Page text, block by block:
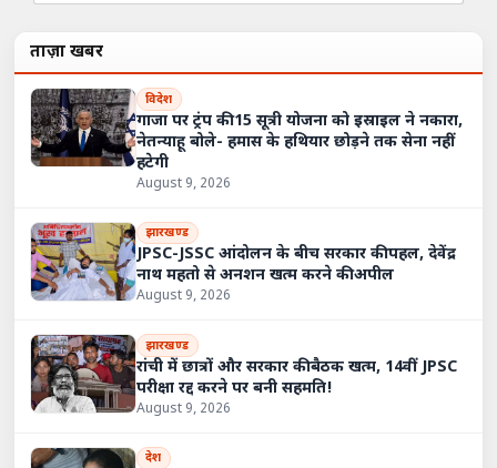
ताज़ा खबरें
विदेश
गाजा पर ट्रंप की 15 सूत्री योजना को इस्राइल ने नकारा,
नेतन्याहू बोले- हमास के हथियार छोड़ने तक सेना नहीं
हटेगी
August 9, 2026
झारखण्ड
JPSC-JSSC आंदोलन के बीच सरकार की पहल, देवेंद्र
नाथ महतो से अनशन खत्म करने की अपील
August 9, 2026
झारखण्ड
रांची में छात्रों और सरकार की बैठक खत्म, 14वीं JPSC
परीक्षा रद्द करने पर बनी सहमति!
August 9, 2026
देश